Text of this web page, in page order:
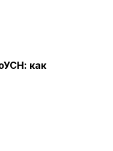
как